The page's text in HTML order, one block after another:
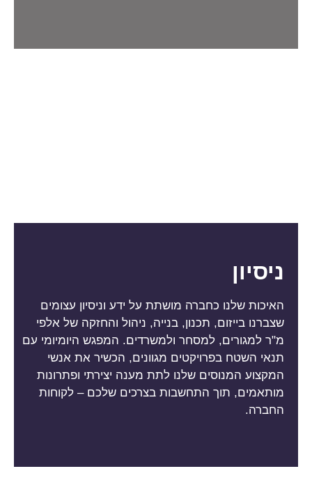
ניסיון
האיכות שלנו כחברה מושתת על ידע וניסיון עצומים
שצברנו בייזום, תכנון, בנייה, ניהול והחזקה של אלפי
מ"ר למגורים, למסחר ולמשרדים. המפגש היומיומי עם
תנאי השטח בפרויקטים מגוונים, הכשיר את אנשי
המקצוע המנוסים שלנו לתת מענה יצירתי ופתרונות
מותאמים, תוך התחשבות בצרכים שלכם – לקוחות
החברה.